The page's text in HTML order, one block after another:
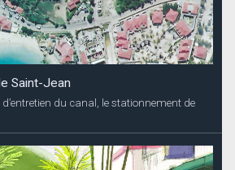
Saint-Jean
du canal, le stationnement de